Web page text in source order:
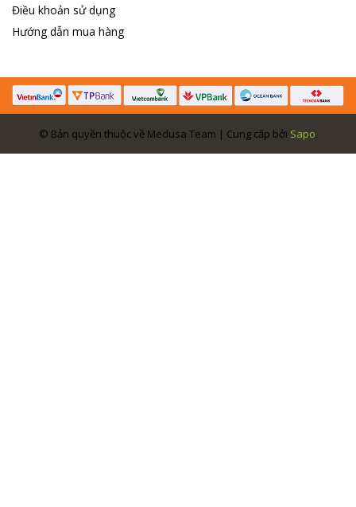
Điều khoản sử dụng
Hướng dẫn mua hàng
© Bản quyền thuộc về Medusa Team | Cung cấp bởi Sapo.